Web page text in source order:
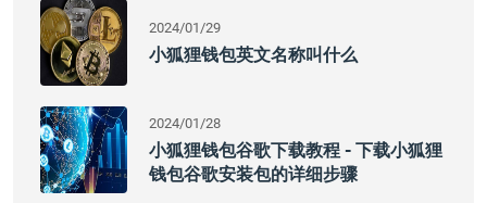
2024/01/29
小狐狸钱包英文名称叫什么
2024/01/28
小狐狸钱包谷歌下载教程 - 下载小狐狸
钱包谷歌安装包的详细步骤